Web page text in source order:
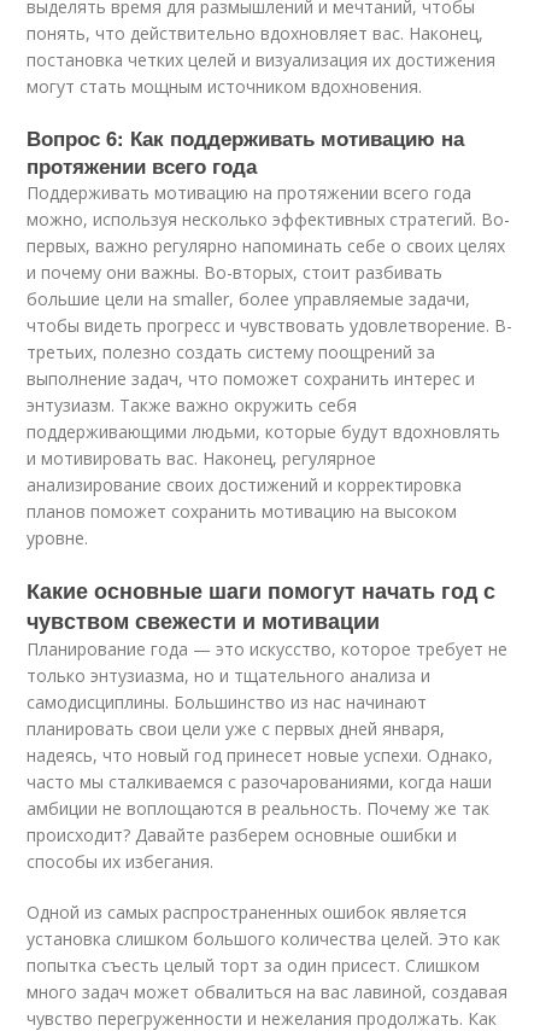
выделять время для размышлений и мечтаний, чтобы
понять, что действительно вдохновляет вас. Наконец,
постановка четких целей и визуализация их достижения
могут стать мощным источником вдохновения.
Вопрос 6: Как поддерживать мотивацию на
протяжении всего года
Поддерживать мотивацию на протяжении всего года
можно, используя несколько эффективных стратегий. Во-
первых, важно регулярно напоминать себе о своих целях
и почему они важны. Во-вторых, стоит разбивать
большие цели на smaller, более управляемые задачи,
чтобы видеть прогресс и чувствовать удовлетворение. В-
третьих, полезно создать систему поощрений за
выполнение задач, что поможет сохранить интерес и
энтузиазм. Также важно окружить себя
поддерживающими людьми, которые будут вдохновлять
и мотивировать вас. Наконец, регулярное
анализирование своих достижений и корректировка
планов поможет сохранить мотивацию на высоком
уровне.
Какие основные шаги помогут начать год с
чувством свежести и мотивации
Планирование года — это искусство, которое требует не
только энтузиазма, но и тщательного анализа и
самодисциплины. Большинство из нас начинают
планировать свои цели уже с первых дней января,
надеясь, что новый год принесет новые успехи. Однако,
часто мы сталкиваемся с разочарованиями, когда наши
амбиции не воплощаются в реальность. Почему же так
происходит? Давайте разберем основные ошибки и
способы их избегания.
Одной из самых распространенных ошибок является
установка слишком большого количества целей. Это как
попытка съесть целый торт за один присест. Слишком
много задач может обвалиться на вас лавиной, создавая
чувство перегруженности и нежелания продолжать. Как